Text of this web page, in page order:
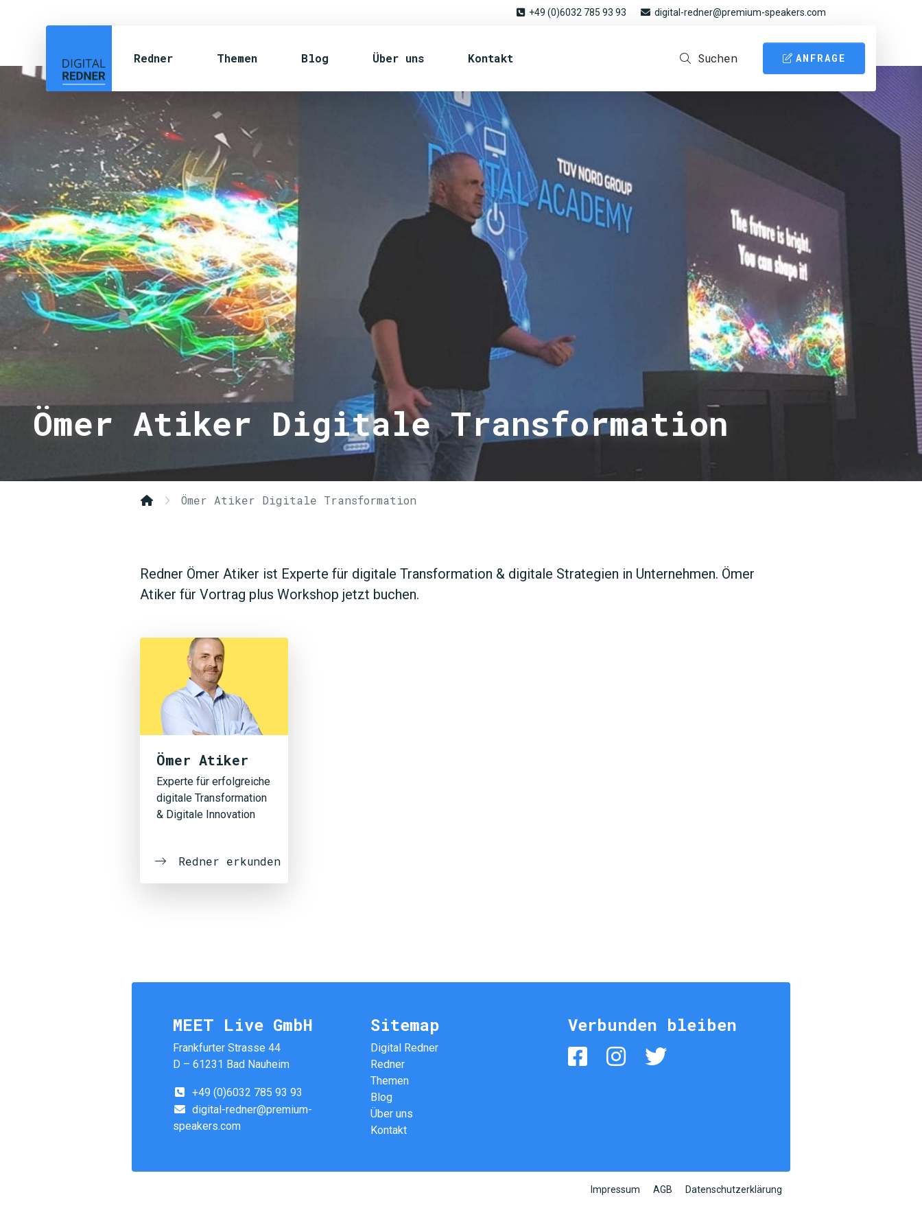
+49 (0)6032 785 93 93 digital-redner@premium-speakers.com
Redner Themen Blog Über uns Kontakt Suchen ANFRAGE
Ömer Atiker Digitale Transformation
Ömer Atiker Digitale Transformation
Redner Ömer Atiker ist Experte für digitale Transformation & digitale Strategien in Unternehmen. Ömer
Atiker für Vortrag plus Workshop jetzt buchen.
Ömer Atiker
Experte für erfolgreiche
digitale Transformation
& Digitale Innovation
Redner erkunden
MEET Live GmbH
Frankfurter Strasse 44
D – 61231 Bad Nauheim
+49 (0)6032 785 93 93
digital-redner@premium-
speakers.com
Sitemap
Digital Redner
Redner
Themen
Blog
Über uns
Kontakt
Verbunden bleiben
Impressum AGB Datenschutzerklärung